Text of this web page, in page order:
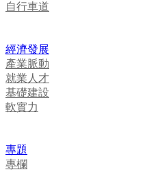
自行車道
經濟發展
產業脈動
就業人才
基礎建設
軟實力
專題
專欄